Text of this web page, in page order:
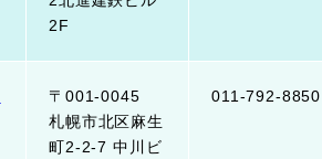
2F
〒001-0045
札幌市北区麻生
町2-2-7 中川ビ
011-792-8850